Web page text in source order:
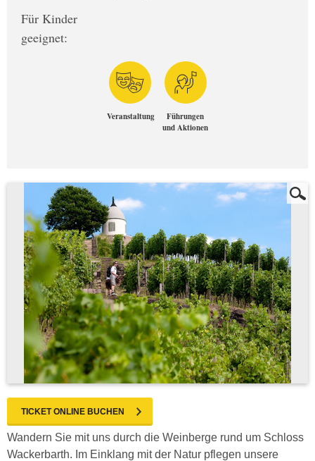
Für Kinder
geeignet:
Veranstaltung
Führungen
und Aktionen
TICKET ONLINE BUCHEN
Wandern Sie mit uns durch die Weinberge rund um Schloss
Wackerbarth. Im Einklang mit der Natur pflegen unsere